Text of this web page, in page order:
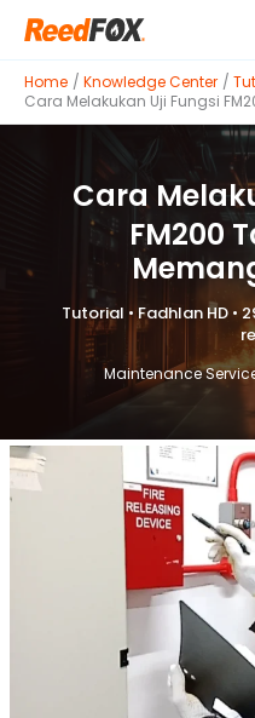
Home Knowledge Center
Cara Melakukan Uji Fungsi
Cara
FM200
Tutorial • Fadhlan HD •
Maintenance